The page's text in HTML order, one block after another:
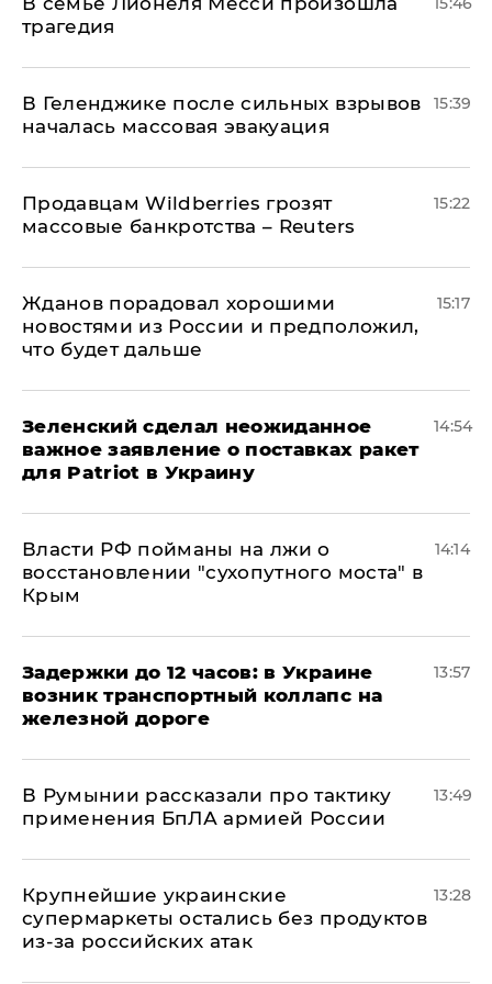
трагедия
В Геленджике после сильных взрывов
началась массовая эвакуация
15:39
Продавцам Wildberries грозят
массовые банкротства – Reuters
15:22
Жданов порадовал хорошими
новостями из России и предположил,
что будет дальше
15:17
Зеленский сделал неожиданное
важное заявление о поставках ракет
для Patriot в Украину
14:54
Власти РФ пойманы на лжи о
восстановлении "сухопутного моста" в
Крым
14:14
Задержки до 12 часов: в Украине
возник транспортный коллапс на
железной дороге
13:57
В Румынии рассказали про тактику
применения БпЛА армией России
13:49
Крупнейшие украинские
супермаркеты остались без продуктов
из-за российских атак
13:28